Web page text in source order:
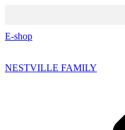
E-shop
NESTVILLE FAMILY